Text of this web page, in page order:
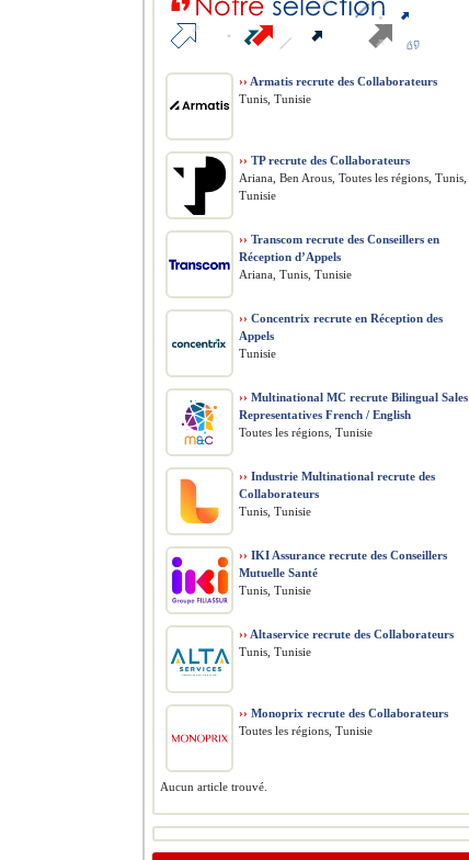
›› Armatis recrute des Collaborateurs
Tunis, Tunisie
›› TP recrute des Collaborateurs
Ariana, Ben Arous, Toutes les régions, Tunis,
Tunisie
›› Transcom recrute des Conseillers en
Réception d’Appels
Ariana, Tunis, Tunisie
›› Concentrix recrute en Réception des
Appels
Tunisie
›› Multinational MC recrute Bilingual Sales
Representatives French / English
Toutes les régions, Tunisie
›› Industrie Multinational recrute des
Collaborateurs
Tunis, Tunisie
›› IKI Assurance recrute des Conseillers
Mutuelle Santé
Tunis, Tunisie
›› Altaservice recrute des Collaborateurs
Tunis, Tunisie
›› Monoprix recrute des Collaborateurs
Toutes les régions, Tunisie
Aucun article trouvé.